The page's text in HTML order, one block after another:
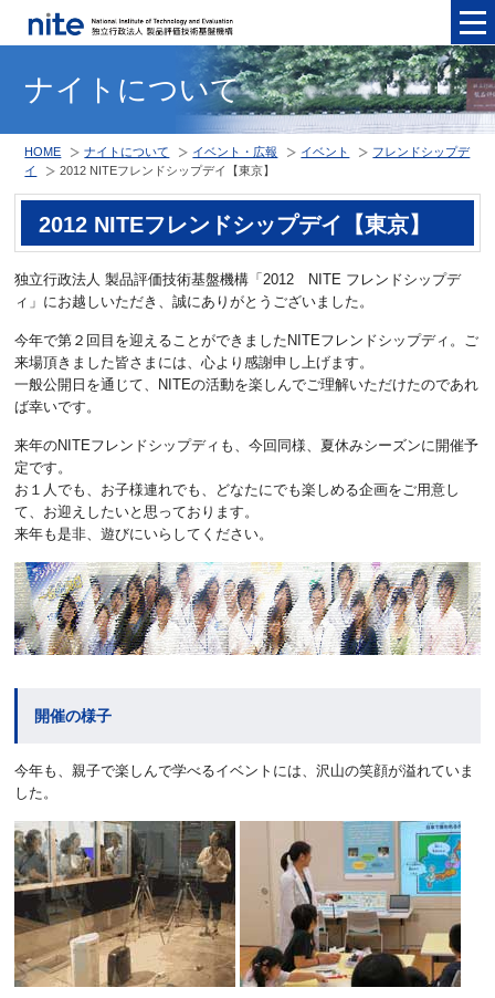
ナイトについて
HOME ナイトについて イベント・広報 イベント
フレンドシップデ
イ
2012 NITEフレンドシップデイ【東京】
2012 NITEフレンドシップデイ【東京】
独立行政法人 製品評価技術基盤機構「2012 NITE フレンドシップデ
ィ」にお越しいただき、誠にありがとうございました。
今年で第２回目を迎えることができましたNITEフレンドシップディ。ご
来場頂きました皆さまには、心より感謝申し上げます。
一般公開日を通じて、NITEの活動を楽しんでご理解いただけたのであれ
ば幸いです。
来年のNITEフレンドシップディも、今回同様、夏休みシーズンに開催予
定です。
お１人でも、お子様連れでも、どなたにでも楽しめる企画をご用意し
て、お迎えしたいと思っております。
来年も是非、遊びにいらしてください。
開催の様子
今年も、親子で楽しんで学べるイベントには、沢山の笑顔が溢れていま
した。